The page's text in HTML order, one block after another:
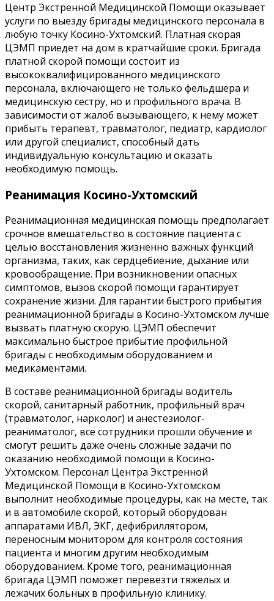
Центр Экстренной Медицинской Помощи оказывает
услуги по выезду бригады медицинского персонала в
любую точку Косино-Ухтомский. Платная скорая
ЦЭМП приедет на дом в кратчайшие сроки. Бригада
платной скорой помощи состоит из
высококвалифицированного медицинского
персонала, включающего не только фельдшера и
медицинскую сестру, но и профильного врача. В
зависимости от жалоб вызывающего, к нему может
прибыть терапевт, травматолог, педиатр, кардиолог
или другой специалист, способный дать
индивидуальную консультацию и оказать
необходимую помощь.
Реанимация Косино-Ухтомский
Реанимационная медицинская помощь предполагает
срочное вмешательство в состояние пациента с
целью восстановления жизненно важных функций
организма, таких, как сердцебиение, дыхание или
кровообращение. При возникновении опасных
симптомов, вызов скорой помощи гарантирует
сохранение жизни. Для гарантии быстрого прибытия
реанимационной бригады в Косино-Ухтомском лучше
вызвать платную скорую. ЦЭМП обеспечит
максимально быстрое прибытие профильной
бригады с необходимым оборудованием и
медикаментами.
В составе реанимационной бригады водитель
скорой, санитарный работник, профильный врач
(травматолог, нарколог) и анестезиолог-
реаниматолог, все сотрудники прошли обучение и
смогут решить даже очень сложные задачи по
оказанию необходимой помощи в Косино-
Ухтомском. Персонал Центра Экстренной
Медицинской Помощи в Косино-Ухтомском
выполнит необходимые процедуры, как на месте, так
и в автомобиле скорой, который оборудован
аппаратами ИВЛ, ЭКГ, дефибриллятором,
переносным монитором для контроля состояния
пациента и многим другим необходимым
оборудованием. Кроме того, реанимационная
бригада ЦЭМП поможет перевезти тяжелых и
лежачих больных в профильную клинику.